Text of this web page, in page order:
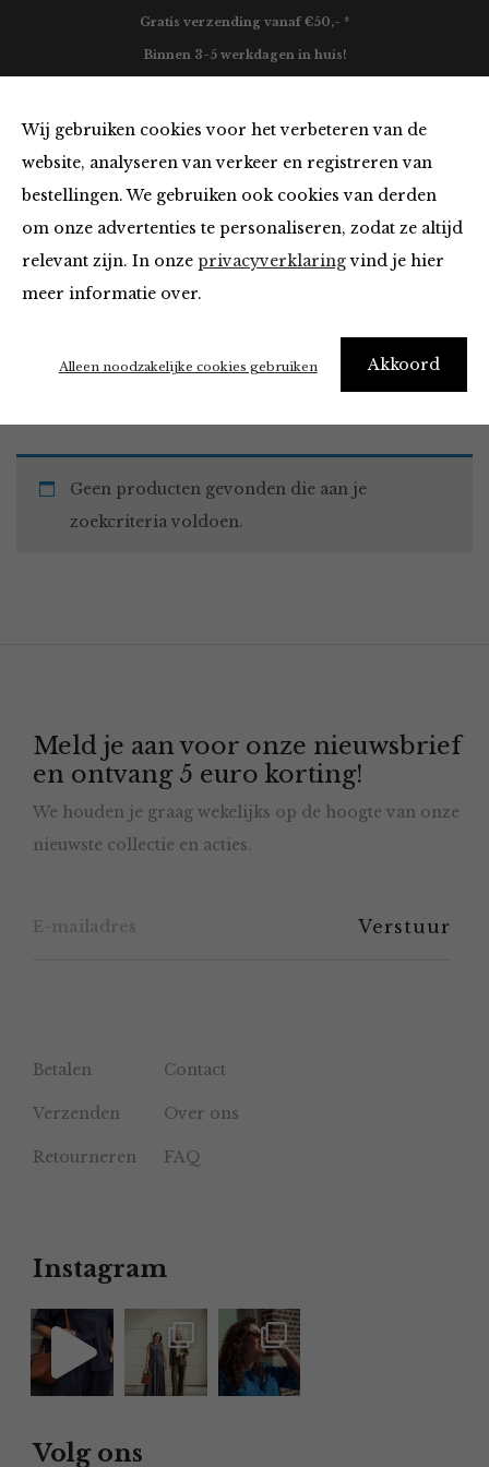
Wij gebruiken cookies voor het verbeteren van de
website, analyseren van verkeer en registreren van
bestellingen. We gebruiken ook cookies van derden
om onze advertenties te personaliseren, zodat ze altijd
relevant zijn. In onze privacyverklaringvind je hier
meer informatie over.
Akkoord
Alleen noodzakelijke cookies gebruiken
Gratis verzending vanaf €50,- *
Binnen 3-5 werkdagen in huis!
Must Haves
Home Winkel Accessoires Must Haves
Geen producten gevonden die aan je
zoekcriteria voldoen.
Meld je aan voor onze nieuwsbrief
en ontvang 5 euro korting!
We houden je graag wekelijks op de hoogte van onze
nieuwste collectie en acties.
Betalen Contact
Verzenden Over ons
Retourneren FAQ
Instagram
Volg ons